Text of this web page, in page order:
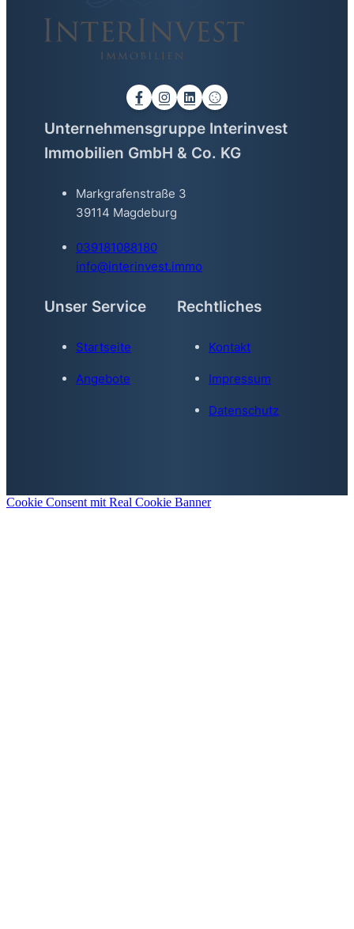
Unternehmensgruppe Interinvest
Immobilien GmbH & Co. KG
Markgrafenstraße 3
39114 Magdeburg
039181088180
info@interinvest.immo
Unser Service
Startseite
Angebote
Rechtliches
Kontakt
Impressum
Datenschutz
Cookie Consent mit Real Cookie Banner